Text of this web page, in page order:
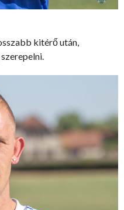
kitérő után,